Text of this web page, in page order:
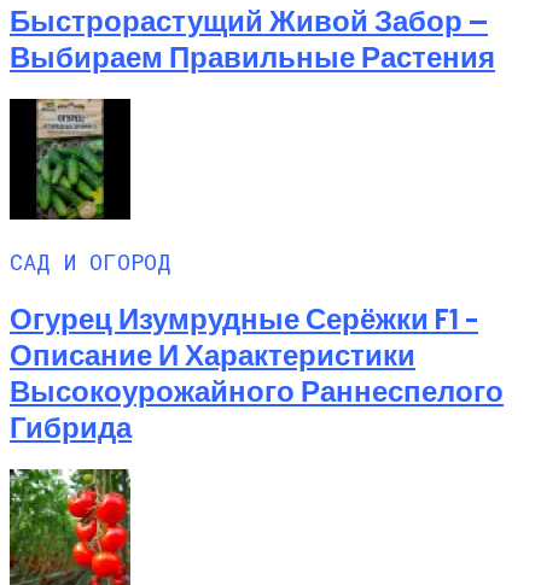
Быстрорастущий Живой Забор —
Выбираем Правильные Растения
САД И ОГОРОД
Огурец Изумрудные Серёжки F1 –
Описание И Характеристики
Высокоурожайного Раннеспелого
Гибрида